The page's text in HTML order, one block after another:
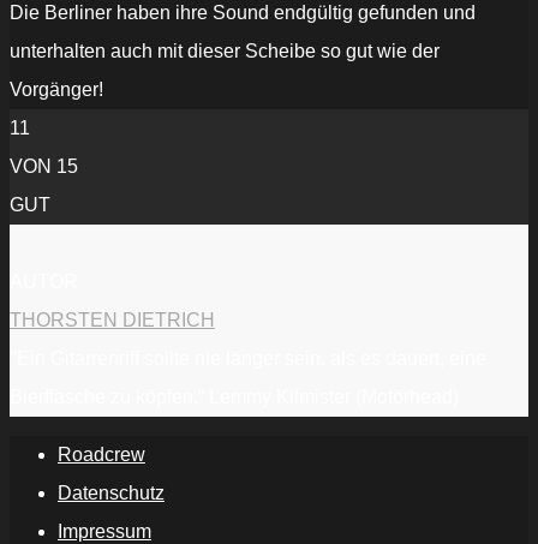
Die Berliner haben ihre Sound endgültig gefunden und
unterhalten auch mit dieser Scheibe so gut wie der
Vorgänger!
11
VON 15
GUT
THORSTEN DIETRICH
Roadcrew
Datenschutz
Impressum